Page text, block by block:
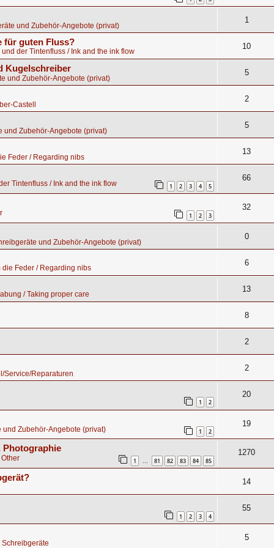
und Zubehör-Angebote (privat)
1
für guten Fluss?
der Tintenfluss / Ink and the ink flow
10
Kugelschreiber
und Zubehör-Angebote (privat)
5
Castell
2
und Zubehör-Angebote (privat)
5
Feder / Regarding nibs
13
Tintenfluss / Ink and the ink flow 1 2 3 4 5
66
1 2 3
32
und Zubehör-Angebote (privat)
0
die Feder / Regarding nibs
6
/ Taking proper care
13
8
2
Service/Reparaturen
2
1 2
20
und Zubehör-Angebote (privat) 1 2
19
Photographie
1 … 81 82 83 84 85
1270
14
1 2 3 4
55
5